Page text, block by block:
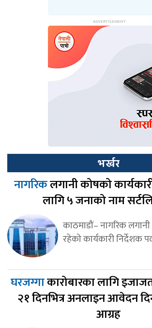
भर्खर
नागरिकलगानी कोषको
लागि ५ जनाको नाम
काठमाडौं– नागरिक
रहेको कार्यकारी निर्देशक
घरजग्गाकारोबारका लागि
२१ दिनभित्र अनलाइन आवेदन
आग्रह